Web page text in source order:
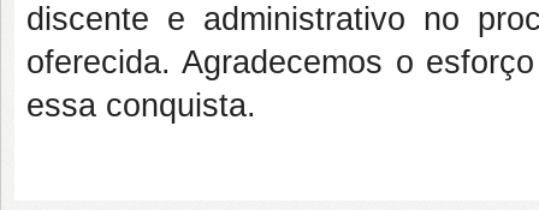
discente e administrativo no
oferecida. Agradecemos o
essa conquista.